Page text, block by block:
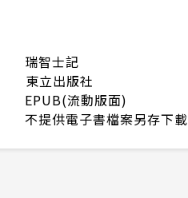
瑞智士記
東立出版社
EPUB(流動版面)
不提供電子書檔案另存下載